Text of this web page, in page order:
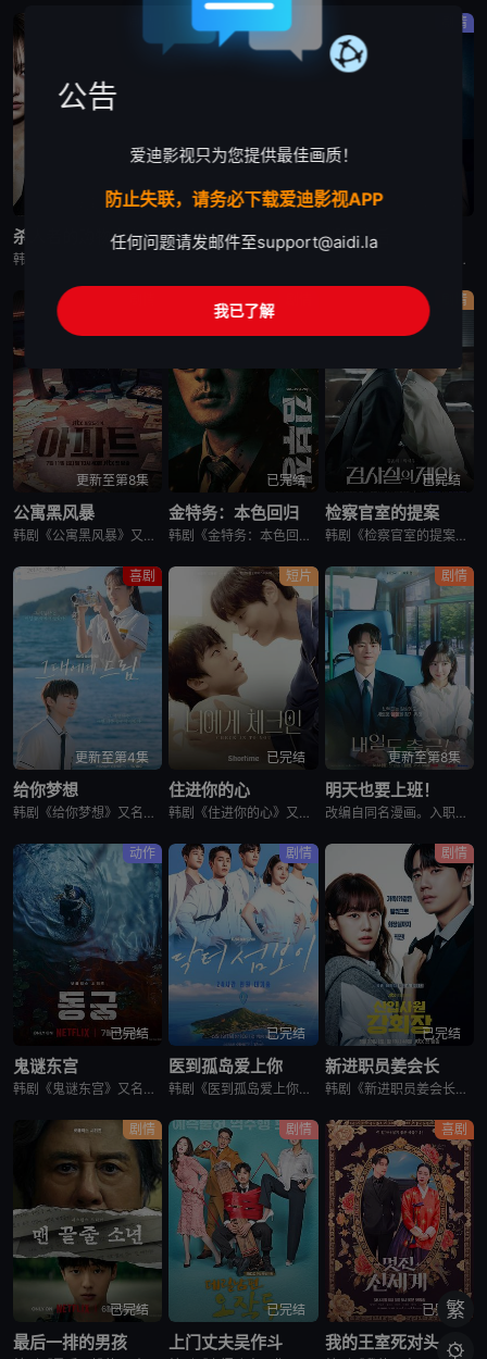
更新至第6集
杀人者的购物中心2
剧情
已完结
秘密关系
剧情
更新至第10集
婚姻之后
韩剧《婚姻之后》又名：婚姻的完成,The Husband,The Fulfillment of Marriage,결혼의 완성，讲述了：神经外科权威姜泰柱（南宫珉 饰）因为老婆高世允（李雪 饰）在提出
更新至第8集
公寓黑风暴
韩剧《公寓黑风暴》又名：公寓,The Apartment Job,아파트，讲述了：曾经的帮派老大急需现金，于是和有志成为律师的同伴合作，打算窃取住宅社区的储备基金，却意外揭开深藏的腐败真相。
已完结
金特务：本色回归
韩剧《金特务：本色回归》又名金部长,Agent Kim,김부장,金特务：本色回归，剧中主角金科长由苏志燮饰演。在剧中，金科长是敏智的父亲，也是一名朝鲜间谍。他被派去执行无数特别任务，包括17次朝鲜任务
剧情
已完结
检察官室的提案
韩剧《检察官室的提案》又名：检察官办公室的提议,检察官的提案(台),The Prosecutors Proposal,검사실의 제안，讲述了：改编自同名小说。一个是凶手的儿子，一个是受害者的儿子——一
喜剧
更新至第4集
给你梦想
韩剧《给你梦想》又名：Dream For You,그대에게 드림，讲述了：该剧是一部浪漫喜剧，讲述了连一个梦想都无所畏惧的十几岁，被现实挡住而受挫的二十几岁，像变成那样的大人的三十几岁的记者李载与一个
短片
已完结
住进你的心
韩剧《住进你的心》又名：Check In To You,너에게 체크인，讲述了：一位是完美主义、以利益为重的冷酷CEO车道京，他计划卖掉一间充满魅力的民宿；另一位是感性、温柔且深爱这个民宿的经理尹智梧
剧情
更新至第8集
明天也要上班！
改编自同名漫画。入职五年的智允在无聊的公司生活中与公司最挑剔的男上司时宇纠缠在了一起，甚至以不想结婚为由而逃跑的前男友秋天出现了...
动作
已完结
鬼谜东宫
韩剧《鬼谜东宫》又名：东宫,East Palace,동궁，讲述了：讲述拥有穿梭于灵界能力的具天（南柱赫 饰）和能听见死者声音的宫女生姜（卢允瑞 饰）被王（曹承佑 饰）召见，以揭开笼罩在世子宫中的诅咒的
剧情
已完结
医到孤岛爱上你
韩剧《医到孤岛爱上你》讲述了，立志成为顶尖整形外科医生都志义（李宰旭 饰），同身世神秘的助理护士陆遐俐（辛叡恩 饰），在命运安排下被分配到与世隔绝、恶名昭彰的“平同岛”上工作。两个同样受伤的灵魂，在艰
剧情
已完结
新进职员姜会长
韩剧《新进职员姜会长》改编自同名小说。韩国10大财阀崔成集团的会长姜龙浩在宣布隐退后，与从天而降的新员工相撞，莫名其妙进入该员工身体后发生的故事。
剧情
已完结
最后一排的男孩
剧情
已完结
上门丈夫吴作斗
喜剧
已完结
我的王室死对头
繁

公告
爱迪影视只为您提供最佳画质！
防止失联，请务必下载爱迪影视APP
任何问题请发邮件至support@aidi.la
我已了解